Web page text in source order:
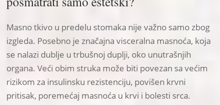
Masno tkivo u predelu stomaka nije važno samo zbog
izgleda. Posebno je značajna visceralna masnoća, koja
se nalazi dublje u trbušnoj duplji, oko unutrašnjih
organa. Veći obim struka može biti povezan sa većim
rizikom za insulinsku rezistenciju, povišen krvni
pritisak, poremećaj masnoća u krvi i bolesti srca.